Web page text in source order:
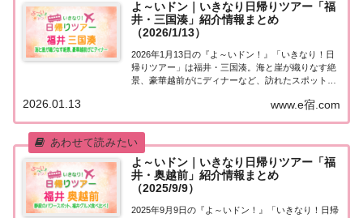
よ～いドン｜いきなり日帰りツアー「福
井・三国湊」紹介情報まとめ
（2026/1/13）
2026年1月13日の『よ～いドン！』「いきなり！日
帰りツアー」は福井・三国湊。海と崖が織りなす絶
景、豪華越前がにディナーなど、訪れたスポットや
た！「福井・三国湊」日帰りツアー麒麟・田村さん
ツ...
www.e宿.com
2026.01.13
よ～いドン｜いきなり日帰りツアー「福
井・奥越前」紹介情報まとめ
（2025/9/9）
2025年9月9日の『よ～いドン！』「いきなり！日帰